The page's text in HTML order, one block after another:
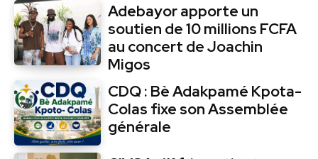
Adebayor apporte un
soutien de 10 millions FCFA
au concert de Joachin
Migos
CDQ : Bè Adakpamé Kpota-
Colas fixe son Assemblée
générale